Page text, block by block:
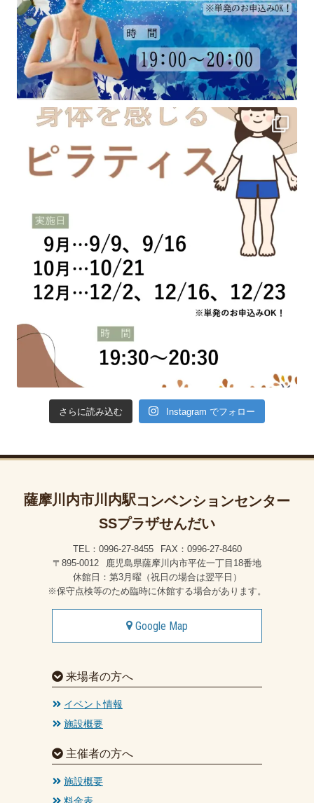
さらに読み込む Instagram でフォロー
薩摩川内市川内駅コンベンションセンター
SSプラザせんだい
TEL：0996-27-8455
FAX：0996-27-8460
〒895-0012
鹿児島県薩摩川内市平佐一丁目18番地
休館日：第3月曜（祝日の場合は翌平日）
※保守点検等のため臨時に休館する場合があります。
Google Map
来場者の方へ
イベント情報
施設概要
主催者の方へ
施設概要